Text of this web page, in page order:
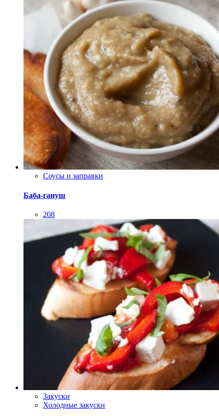
Соусы и заправки
Баба-гануш
208
Закуски
Холодные закуски